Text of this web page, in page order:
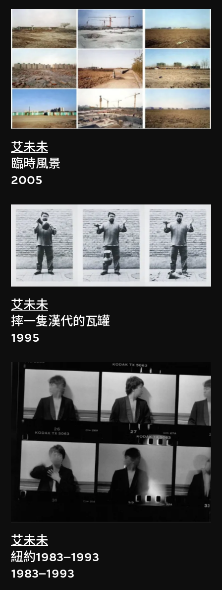
艾未未
臨時風景
2005
艾未未
摔一隻漢代的瓦罐
1995
艾未未
紐約1983–1993
1983–1993